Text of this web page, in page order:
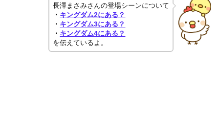
長澤まさみさんの登場シーンについて
・ キングダム2にある？
・ キングダム3にある？
・ キングダム4にある？
を伝えているよ。